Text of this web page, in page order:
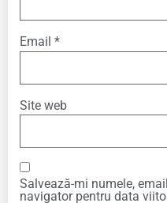
Email *
Site web
Salvează-mi numele,
navigator pentru data